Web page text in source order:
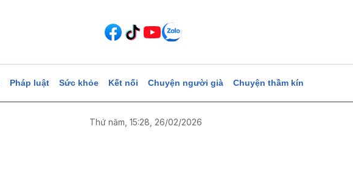
Pháp luật Sức khỏe Kết nối Chuyện người già Chuyện thầm kín
Thứ năm, 15:28, 26/02/2026